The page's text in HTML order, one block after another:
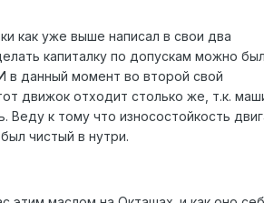
как уже выше написал в свои два
капиталку по допускам можно
в данный момент во второй свой
движок отходит столько же, т.к.
к тому что износостойкость
чистый в нутри.